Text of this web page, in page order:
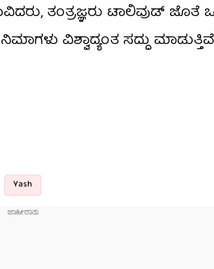
ತಂತ್ರಜ್ಞರು ಟಾಲಿವುಡ್
ವಿಶ್ವಾದ್ಯಂತ ಸದ್ದು
Yash